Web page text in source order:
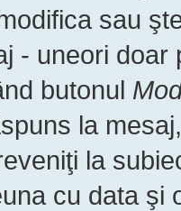
sau
- uneori
butonul
la
la
cu data şi